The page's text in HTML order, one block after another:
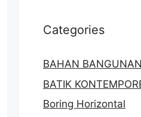
Categories
BAHAN BANGUNAN
BATIK
Boring Horizontal